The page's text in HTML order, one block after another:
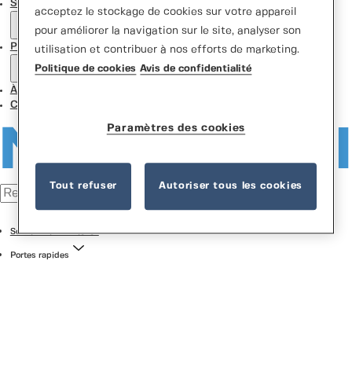
Support Center
Promotions
À propos de nous
Contactez-nous
Solutions industrielles
Portes rapides
acceptez le stockage de cookies sur votre appareil
pour améliorer la navigation sur le site, analyser son
utilisation et contribuer à nos efforts de marketing.
Politique de cookies Avis de confidentialité
Paramètres des cookies
Tout refuser Autoriser tous les cookies